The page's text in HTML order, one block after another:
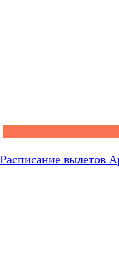
Расписание вылетов